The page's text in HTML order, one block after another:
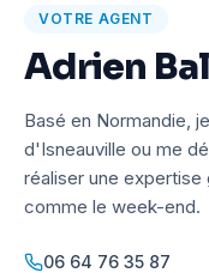
VOTRE AGENT
Adrien
Basé en Normandie,
d'Isneauville ou me
réaliser une expertise
comme le week-end.
06 64 76 35 87